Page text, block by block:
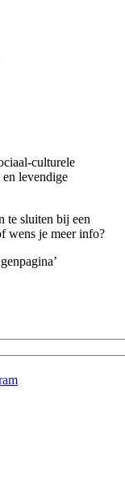
culturele
levendige
te sluiten bij een
wens je meer info?